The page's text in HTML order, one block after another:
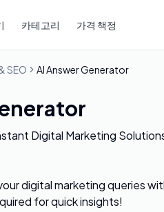
카테고리 가격 책정
SEO AI Answer Generator
Digital Marketing
digital marketing queries
for quick insights!